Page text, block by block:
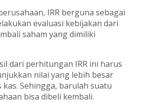
IRR berguna sebagai
evaluasi kebijakan dari
saham yang dimiliki
dari perhitungan IRR ini harus
nilai yang lebih besar
kas. Sehingga, barulah suatu
bisa dibeli kembali.